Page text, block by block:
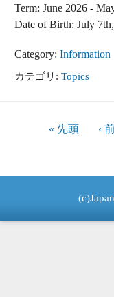
Term: June 2026 -
Date of Birth: July
Category: Information
カテゴリ: Topics
ページ« 先頭 ‹